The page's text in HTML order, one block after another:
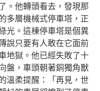
。他轉頭看去，發現那
多層機械式停車塔，正
光。這棟停車塔是個異
說只要有人敢在它面前
地獄。他已經失敗了十
盤，車頭朝著銅獨角獸
溫柔提醒：「再見，世